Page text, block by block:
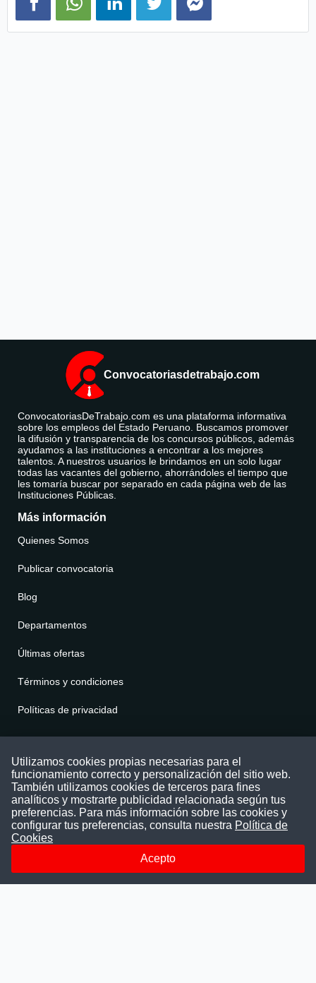
Convocatoriasdetrabajo.com
ConvocatoriasDeTrabajo.com es una plataforma informativa
sobre los empleos del Estado Peruano. Buscamos promover
la difusión y transparencia de los concursos públicos, además
ayudamos a las instituciones a encontrar a los mejores
talentos. A nuestros usuarios le brindamos en un solo lugar
todas las vacantes del gobierno, ahorrándoles el tiempo que
les tomaría buscar por separado en cada página web de las
Instituciones Públicas.
Más información
Quienes Somos
Publicar convocatoria
Blog
Departamentos
Últimas ofertas
Términos y condiciones
Políticas de privacidad
Puede comunicarse con nosotros a través
nuestras redes sociales o del correo:
contacto@convocatoriasdetrabajo.com
Siguenos en:
Utilizamos cookies propias necesarias para el
funcionamiento correcto y personalización del sitio web.
También utilizamos cookies de terceros para fines
analíticos y mostrarte publicidad relacionada según tus
preferencias. Para más información sobre las cookies y
configurar tus preferencias, consulta nuestra Política de
Cookies
Acepto